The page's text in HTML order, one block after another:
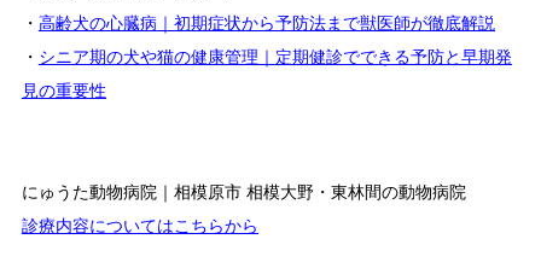
・ 高齢犬の心臓病｜初期症状から予防法まで獣医師が徹底解説
・ シニア期の犬や猫の健康管理｜定期健診でできる予防と早期発
見の重要性
にゅうた動物病院｜相模原市 相模大野・東林間の動物病院
診療内容についてはこちらから